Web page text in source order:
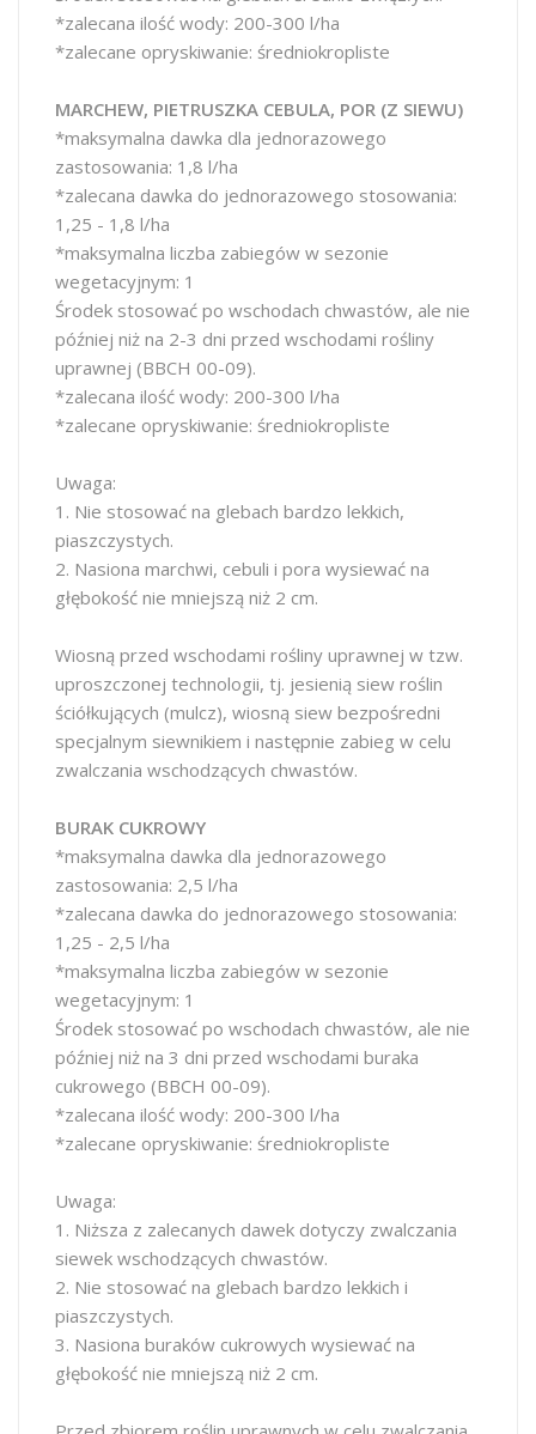
*zalecana ilość wody: 200-300 l/ha
*zalecane opryskiwanie: średniokropliste
MARCHEW, PIETRUSZKA CEBULA, POR (Z SIEWU)
*maksymalna dawka dla jednorazowego
zastosowania: 1,8 l/ha
*zalecana dawka do jednorazowego stosowania:
1,25 - 1,8 l/ha
*maksymalna liczba zabiegów w sezonie
wegetacyjnym: 1
Środek stosować po wschodach chwastów, ale nie
później niż na 2-3 dni przed wschodami rośliny
uprawnej (BBCH 00-09).
*zalecana ilość wody: 200-300 l/ha
*zalecane opryskiwanie: średniokropliste
Uwaga:
1. Nie stosować na glebach bardzo lekkich,
piaszczystych.
2. Nasiona marchwi, cebuli i pora wysiewać na
głębokość nie mniejszą niż 2 cm.
Wiosną przed wschodami rośliny uprawnej w tzw.
uproszczonej technologii, tj. jesienią siew roślin
ściółkujących (mulcz), wiosną siew bezpośredni
specjalnym siewnikiem i następnie zabieg w celu
zwalczania wschodzących chwastów.
BURAK CUKROWY
*maksymalna dawka dla jednorazowego
zastosowania: 2,5 l/ha
*zalecana dawka do jednorazowego stosowania:
1,25 - 2,5 l/ha
*maksymalna liczba zabiegów w sezonie
wegetacyjnym: 1
Środek stosować po wschodach chwastów, ale nie
później niż na 3 dni przed wschodami buraka
cukrowego (BBCH 00-09).
*zalecana ilość wody: 200-300 l/ha
*zalecane opryskiwanie: średniokropliste
Uwaga:
1. Niższa z zalecanych dawek dotyczy zwalczania
siewek wschodzących chwastów.
2. Nie stosować na glebach bardzo lekkich i
piaszczystych.
3. Nasiona buraków cukrowych wysiewać na
głębokość nie mniejszą niż 2 cm.